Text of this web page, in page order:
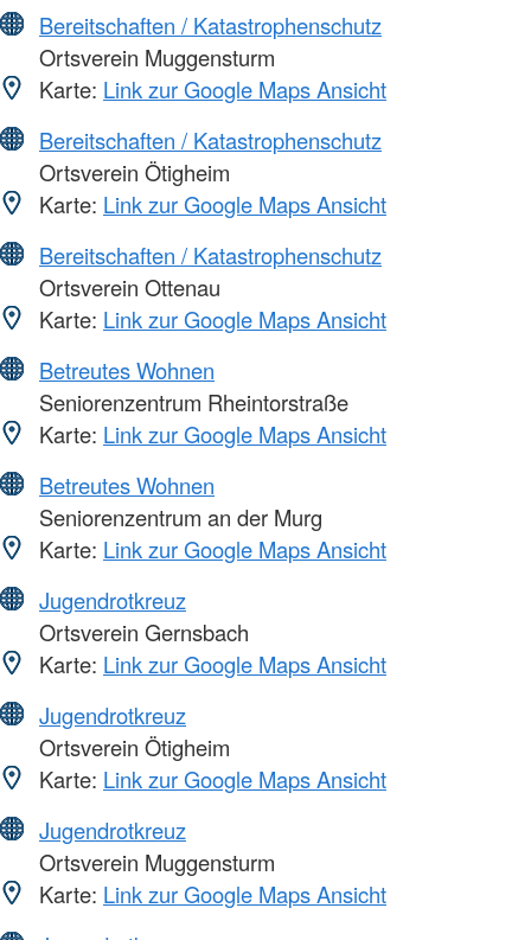
Bereitschaften / Katastrophenschutz
Ortsverein Muggensturm
Karte: Link zur Google Maps Ansicht
Bereitschaften / Katastrophenschutz
Ortsverein Ötigheim
Karte: Link zur Google Maps Ansicht
Bereitschaften / Katastrophenschutz
Ortsverein Ottenau
Karte: Link zur Google Maps Ansicht
Betreutes Wohnen
Seniorenzentrum Rheintorstraße
Karte: Link zur Google Maps Ansicht
Betreutes Wohnen
Seniorenzentrum an der Murg
Karte: Link zur Google Maps Ansicht
Jugendrotkreuz
Ortsverein Gernsbach
Karte: Link zur Google Maps Ansicht
Jugendrotkreuz
Ortsverein Ötigheim
Karte: Link zur Google Maps Ansicht
Jugendrotkreuz
Ortsverein Muggensturm
Karte: Link zur Google Maps Ansicht